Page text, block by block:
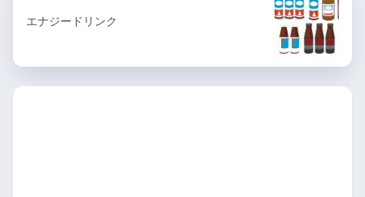
エナジードリンク